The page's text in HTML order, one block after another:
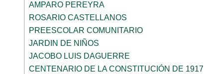
AMPARO PEREYRA
ROSARIO CASTELLANOS
PREESCOLAR COMUNITARIO
JARDIN DE NIÑOS
JACOBO LUIS DAGUERRE
CENTENARIO DE LA CONSTITUCIÓN DE 1917